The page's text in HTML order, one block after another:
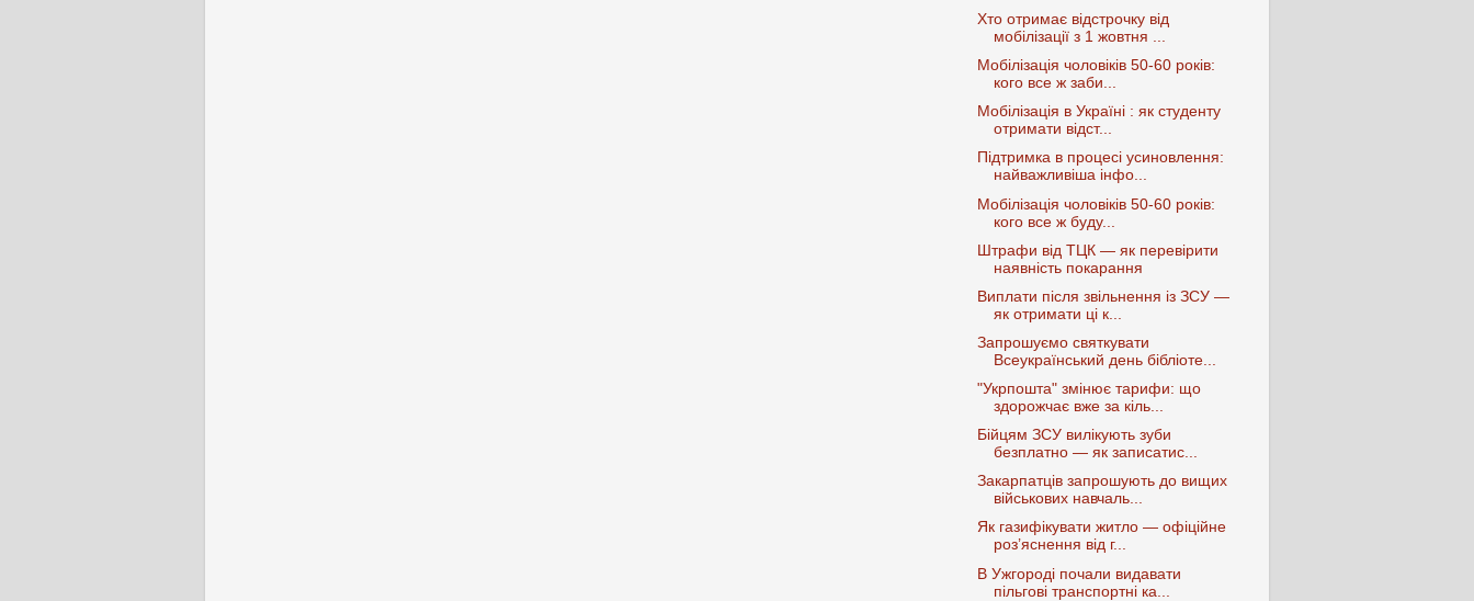
Хто отримає відстрочку від
мобілізації з 1 жовтня ...
Мобілізація чоловіків 50-60 років:
кого все ж заби...
Мобілізація в Україні : як студенту
отримати відст...
Підтримка в процесі усиновлення:
найважливіша інфо...
Мобілізація чоловіків 50-60 років:
кого все ж буду...
Штрафи від ТЦК — як перевірити
наявність покарання
Виплати після звільнення із ЗСУ —
як отримати ці к...
Запрошуємо святкувати
Всеукраїнський день бібліоте...
"Укрпошта" змінює тарифи: що
здорожчає вже за кіль...
Бійцям ЗСУ вилікують зуби
безплатно — як записатис...
Закарпатців запрошують до вищих
військових навчаль...
Як газифікувати житло — офіційне
роз’яснення від г...
В Ужгороді почали видавати
пільгові транспортні ка...